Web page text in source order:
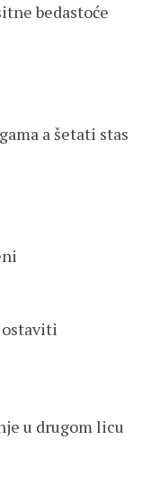
bedastoće
a šetati stas
ostaviti
u drugom licu